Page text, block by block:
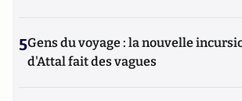
5Gens du voyage : la nouvelle
d'Attal fait des vagues